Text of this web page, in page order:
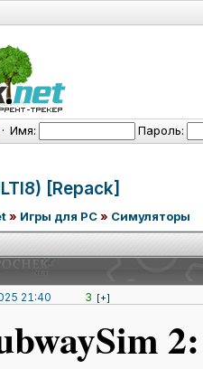
· Имя: Пароль:
[Repack]
» Игры для PC» Симуляторы
21:40 3 [+]